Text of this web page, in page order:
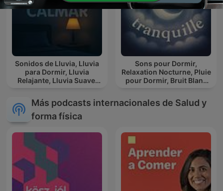
Sonidos de Lluvia, Lluvia
para Dormir, Lluvia
Relajante, Lluvia Suave,
Sons pour Dormir,
Relaxation Nocturne, Pluie
pour Dormir, Bruit Blanc
Más podcasts internacionales de Salud y
forma física